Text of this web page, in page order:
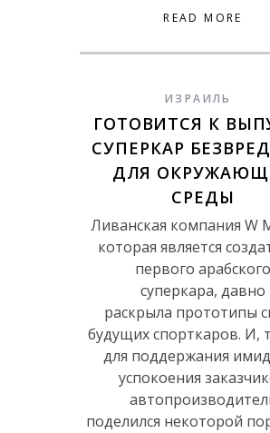
READ MORE
ИЗРАИЛЬ
ГОТОВИТСЯ К
СУПЕРКАР
ДЛЯ
СРЕДЫ
Ливанская компания W
которая является
первого арабского
суперкара, давно
раскрыла прототипы
будущих спорткаров. И,
для поддержания
успокоения
поделился некоторой